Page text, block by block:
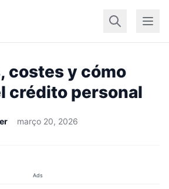
InícioGeral
costes y cómo
crédito personal
março 20, 2026
Ads